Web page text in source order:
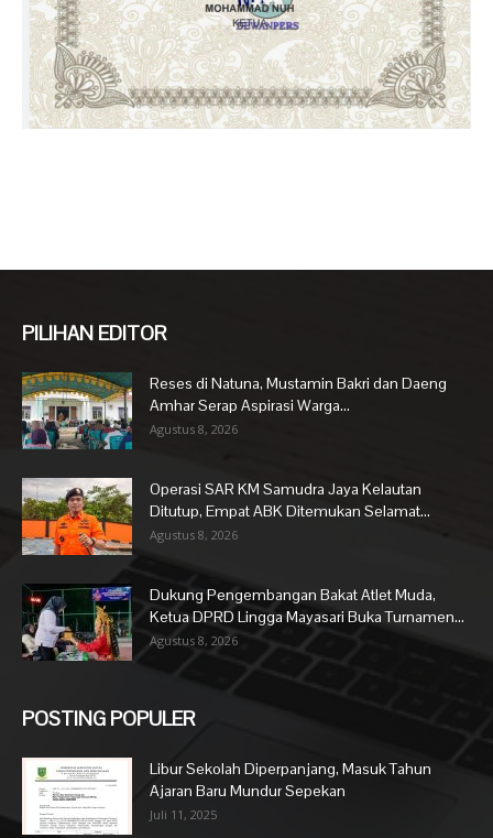
PILIHAN EDITOR
Reses di Natuna, Mustamin Bakri dan Daeng
Amhar Serap Aspirasi Warga...
Agustus 8, 2026
Operasi SAR KM Samudra Jaya Kelautan
Ditutup, Empat ABK Ditemukan Selamat...
Agustus 8, 2026
Dukung Pengembangan Bakat Atlet Muda,
Ketua DPRD Lingga Mayasari Buka Turnamen...
Agustus 8, 2026
POSTING POPULER
Libur Sekolah Diperpanjang, Masuk Tahun
Ajaran Baru Mundur Sepekan
Juli 11, 2025